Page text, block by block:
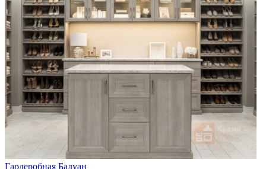
Гардеробная Балуан